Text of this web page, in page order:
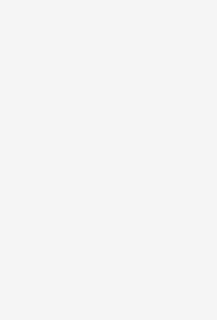
proxy szolgáltatást
az
adott, úgy a
hogy a könyvtári proxy-
nem tudják használni a
a rendszer hibát jelez majd.